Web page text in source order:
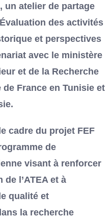
un atelier de partage
des activités
et perspectives
avec le ministère
et de la Recherche
France en Tunisie et
cadre du projet FEF
de
visant à renforcer
de l’ATEA et à
qualité et
la recherche